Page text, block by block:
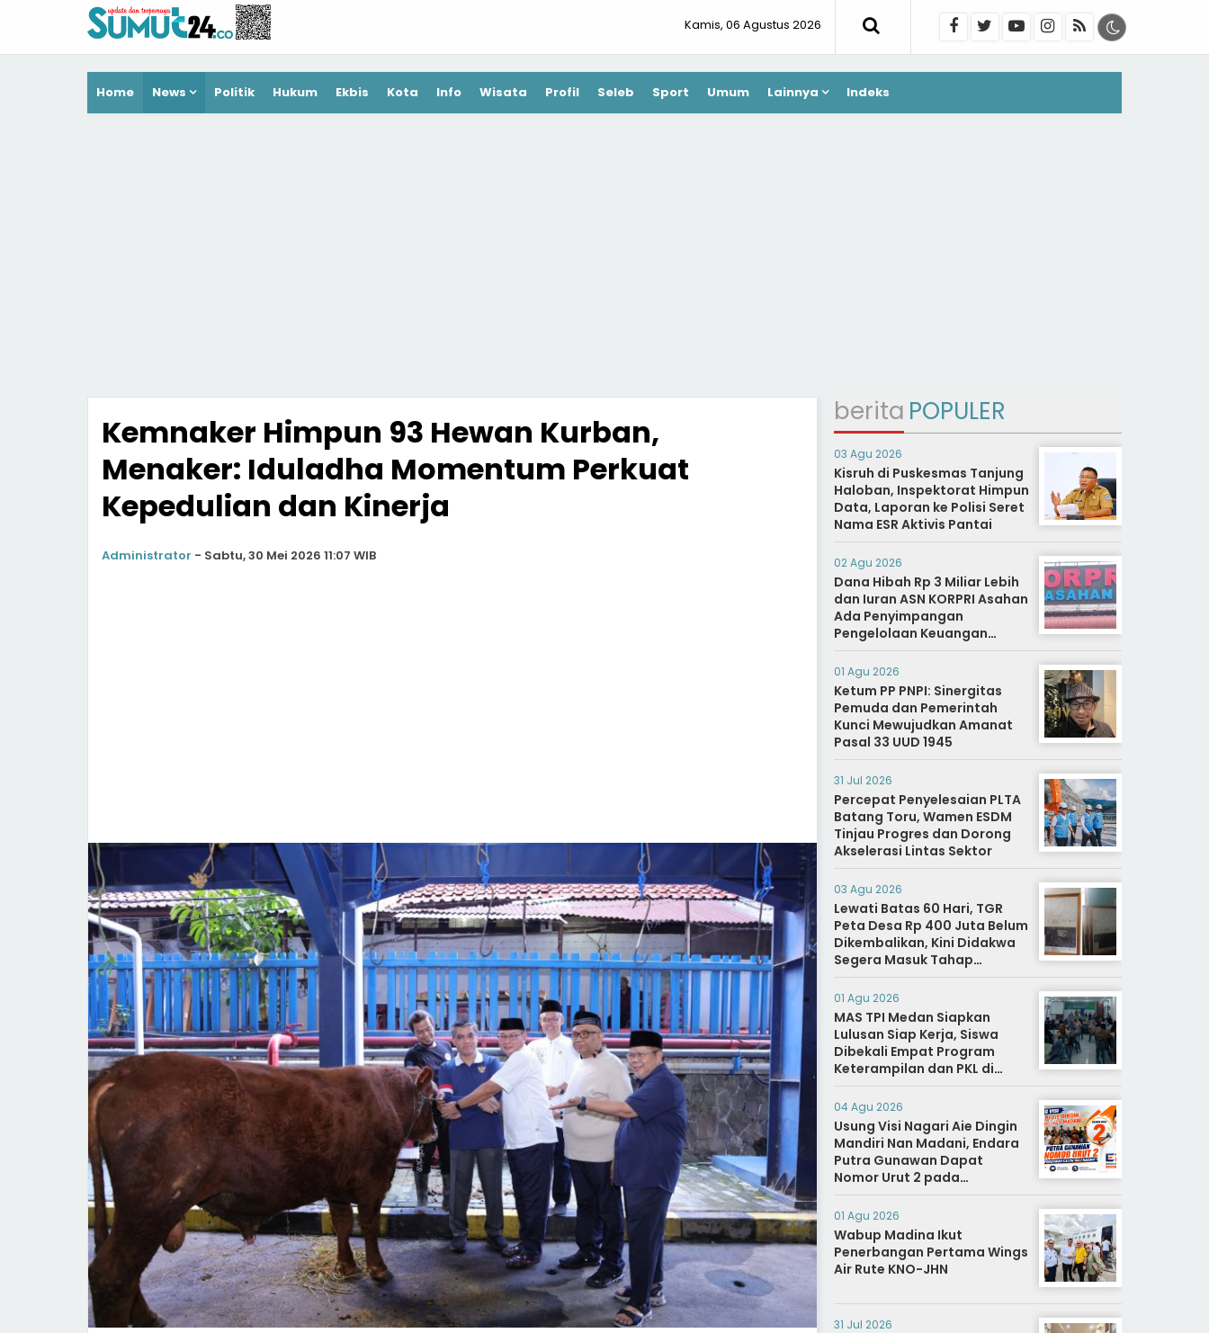
Kamis, 06 Agustus 2026
Home News Politik Hukum Ekbis Kota Info Wisata Profil Seleb Sport Umum Lainnya Indeks
Kemnaker Himpun 93 Hewan Kurban,
Menaker: Iduladha Momentum Perkuat
Kepedulian dan Kinerja
Administrator - Sabtu, 30 Mei 2026 11:07 WIB
berita POPULER
03 Agu 2026
Kisruh di Puskesmas Tanjung
Haloban, Inspektorat Himpun
Data, Laporan ke Polisi Seret
Nama ESR Aktivis Pantai
02 Agu 2026
Dana Hibah Rp 3 Miliar Lebih
dan Iuran ASN KORPRI Asahan
Ada Penyimpangan
Pengelolaan Keuangan
Dipertanyakan, Aparat
Diminta Segera Usut
01 Agu 2026
Ketum PP PNPI: Sinergitas
Pemuda dan Pemerintah
Kunci Mewujudkan Amanat
Pasal 33 UUD 1945
31 Jul 2026
Percepat Penyelesaian PLTA
Batang Toru, Wamen ESDM
Tinjau Progres dan Dorong
Akselerasi Lintas Sektor
03 Agu 2026
Lewati Batas 60 Hari, TGR
Peta Desa Rp 400 Juta Belum
Dikembalikan, Kini Didakwa
Segera Masuk Tahap
Penyidikan
01 Agu 2026
MAS TPI Medan Siapkan
Lulusan Siap Kerja, Siswa
Dibekali Empat Program
Keterampilan dan PKL di
Dunia Industri
04 Agu 2026
Usung Visi Nagari Aie Dingin
Mandiri Nan Madani, Endara
Putra Gunawan Dapat
Nomor Urut 2 pada
Penetapan Calon Wali
Nagari.
01 Agu 2026
Wabup Madina Ikut
Penerbangan Pertama Wings
Air Rute KNO-JHN
31 Jul 2026